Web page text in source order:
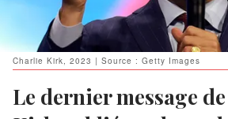
Charlie Kirk, 2023 | Source : Getty Images
Le dernier message